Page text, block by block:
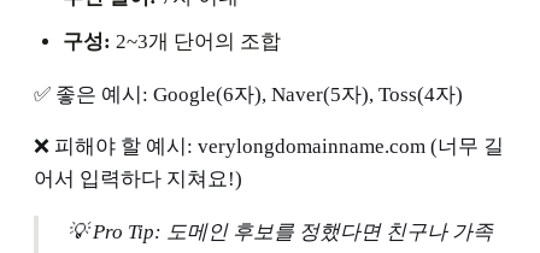
구성: 2~3개 단어의 조합
✅ 좋은 예시: Google(6자), Naver(5자), Toss(4자)
❌ 피해야 할 예시: verylongdomainname.com (너무 길
어서 입력하다 지쳐요!)
💡 Pro Tip: 도메인 후보를 정했다면 친구나 가족